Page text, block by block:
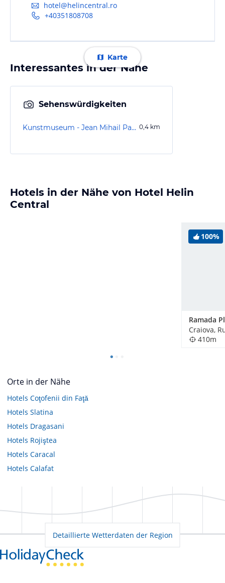
hotel@helincentral.ro
+40351808708
Karte
Interessantes in der Nähe
Sehenswürdigkeiten
Kunstmuseum - Jean Mihail Palast 0,4 km
Hotels in der Nähe von Hotel Helin
Central
100%
Craiova,
410m
Orte in der Nähe
Hotels Coţofenii din Faţă
Hotels Slatina
Hotels Dragasani
Hotels Rojiştea
Hotels Caracal
Hotels Calafat
Detaillierte Wetterdaten der Region